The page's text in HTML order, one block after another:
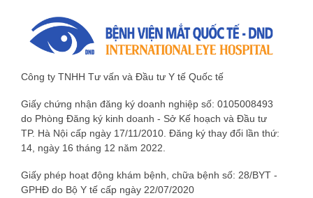
Công ty TNHH Tư vấn và Đầu tư Y tế Quốc tế
Giấy chứng nhận đăng ký doanh nghiệp số: 0105008493
do Phòng Đăng ký kinh doanh - Sở Kế hoạch và Đầu tư
TP. Hà Nội cấp ngày 17/11/2010. Đăng ký thay đổi lần thứ:
14, ngày 16 tháng 12 năm 2022.
Giấy phép hoạt động khám bệnh, chữa bệnh số: 28/BYT -
GPHĐ do Bộ Y tế cấp ngày 22/07/2020